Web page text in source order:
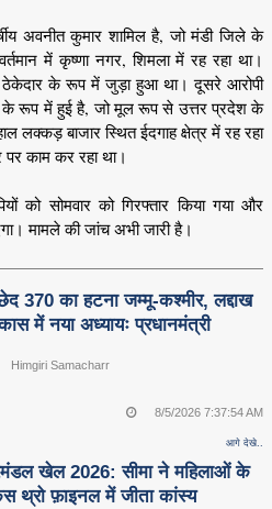
अवनीत कुमार शामिल है, जो मंडी जिले के
में कृष्णा नगर, शिमला में रह रहा था।
में ठेकेदार के रूप में जुड़ा हुआ था। दूसरे आरोपी
के रूप में हुई है, जो मूल रूप से उत्तर प्रदेश के
लक्कड़ बाजार स्थित ईदगाह क्षेत्र में रह रहा
पर काम कर रहा था।
को सोमवार को गिरफ्तार किया गया और
मामले की जांच अभी जारी है।
370 का हटना जम्मू-कश्मीर, लद्दाख
में नया अध्यायः प्रधानमंत्री
Himgiri Samacharr
8/5/2026 7:37:54 AM
आगे देखे..
खेल 2026: सीमा ने महिलाओं के
थ्रो फ़ाइनल में जीता कांस्य